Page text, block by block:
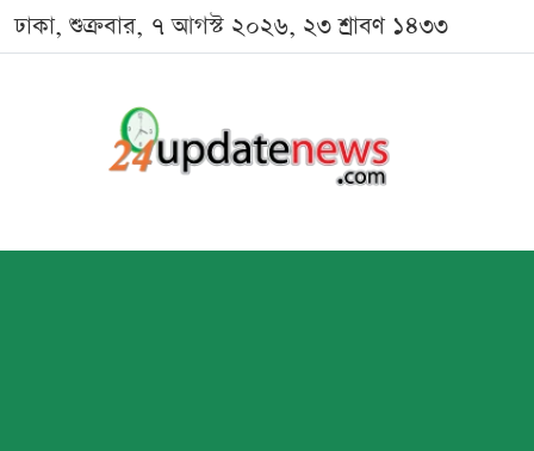
ঢাকা, শুক্রবার, ৭ আগস্ট ২০২৬, ২৩ শ্রাবণ ১৪৩৩